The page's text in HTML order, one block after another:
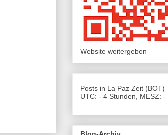
Website weitergeben
Posts in La Paz Zeit (BOT)
UTC: - 4 Stunden, MESZ: -